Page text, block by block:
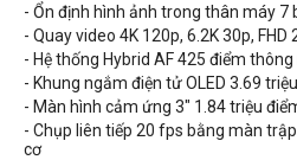
- Ổn định hình ảnh trong thân máy 7
- Quay video 4K 120p, 6.2K 30p, FHD
- Hệ thống Hybrid AF 425 điểm
- Khung ngắm điện tử OLED 3.69
- Màn hình cảm ứng 3" 1.84 triệu
- Chụp liên tiếp 20 fps bằng màn
cơ